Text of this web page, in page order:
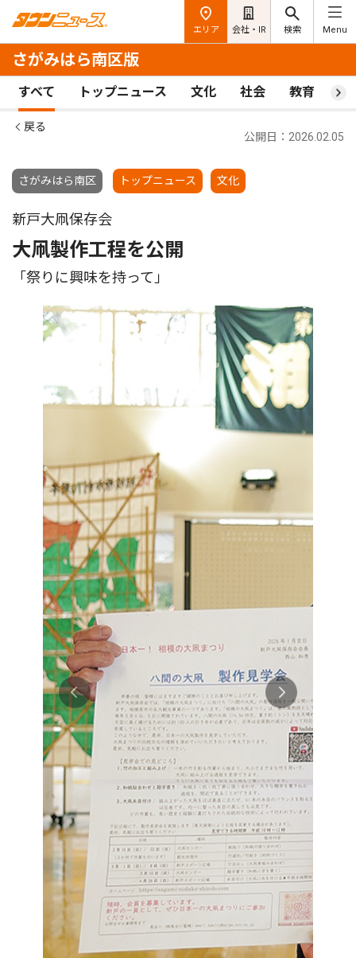
エリア 会社・IR 検索 Menu
さがみはら南区版
すべて トップニュース 文化 社会 教育 ス
戻る
さがみはら南区 トップニュース 文化
公開日：2026.02.05
新戸大凧保存会
大凧製作工程を公開
「祭りに興味を持って」